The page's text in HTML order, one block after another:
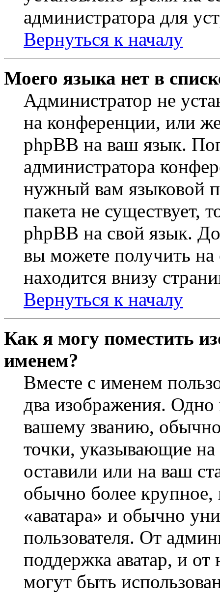
администратора для
Вернуться к началу
Моего языка нет в
Администратор не
на конференции, или
phpBB на ваш язык.
администратора
нужный вам языковой
пакета не существует,
phpBB на свой язык.
вы можете получить на
находится внизу
Вернуться к началу
Как я могу поместить
именем?
Вместе с именем
два изображения.
вашему званию, обычно
точки, указывающие
оставили или на ваш
обычно более крупное,
«аватара» и обычно
пользователя. От
поддержка аватар, и от
могут быть